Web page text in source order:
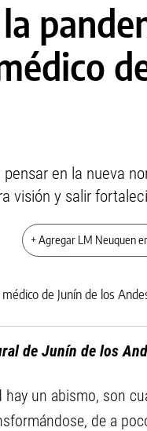
en la nueva
visión y salir
+ Agregar LM Neuquen
de Junín de los
un abismo, son
de a